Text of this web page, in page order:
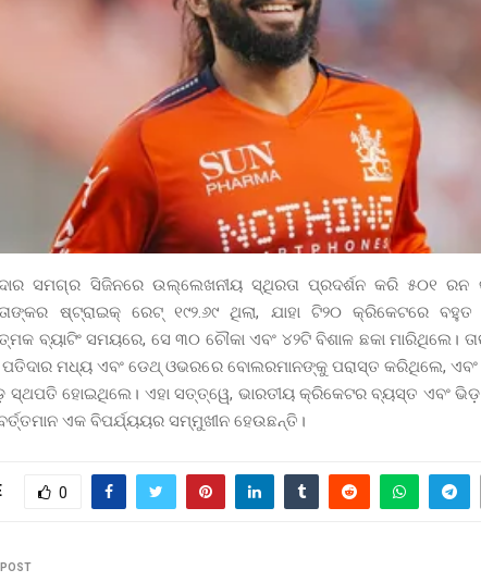
ସମଗ୍ର ସିଜିନରେ ଉଲ୍ଲେଖନୀୟ ସ୍ଥିରତା ପ୍ରଦର୍ଶନ କରି ୫୦୧
ଷ୍ଟ୍ରାଇକ୍ ରେଟ୍ ୧୯୨.୬୯ ଥିଲା, ଯାହା ଟି୨୦ କ୍ରିକେଟରେ
ବ୍ୟାଟିଂ ସମୟରେ, ସେ ୩୦ ଚୌକା ଏବଂ ୪୨ଟି ବିଶାଳ ଛକା ମାରିଥିଲେ।
ପତିଦାର ମଧ୍ୟ ଏବଂ ଡେଥ୍ ଓଭରରେ ବୋଲରମାନଙ୍କୁ ପରାସ୍ତ କରିଥିଲେ,
ସ୍ଥପତି ହୋଇଥିଲେ। ଏହା ସତ୍ତ୍ୱେ, ଭାରତୀୟ କ୍ରିକେଟର ବ୍ୟସ୍ତ ଏବଂ
ଏକ ବିପର୍ଯ୍ୟୟର ସମ୍ମୁଖୀନ ହେଉଛନ୍ତି।
0
POST